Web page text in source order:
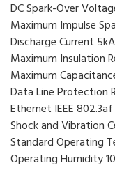
DC Spark-Over
Maximum Impulse
Discharge Current
Maximum Insulation
Maximum
Data Line Protection
Ethernet IEEE
Shock and Vibration
Standard Operating
Operating Humidity